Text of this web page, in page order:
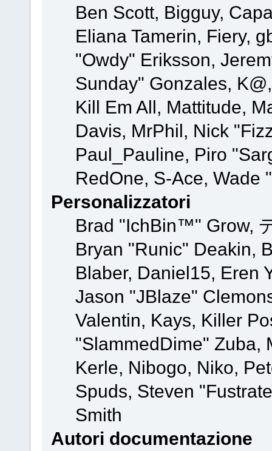
Ben Scott, Bigguy,
Eliana Tamerin, Fiery,
"Owdy" Eriksson,
Sunday" Gonzales,
Kill Em All, Mattitude,
Davis, MrPhil, Nick
Paul_Pauline, Piro
RedOne, S-Ace,
Personalizzatori
Brad "IchBin™" Grow,
Bryan "Runic" Deakin,
Blaber, Daniel15, Eren
Jason "JBlaze"
Valentin, Kays, Killer
"SlammedDime" Zuba,
Kerle, Nibogo, Niko,
Spuds, Steven
Smith
Autori documentazione